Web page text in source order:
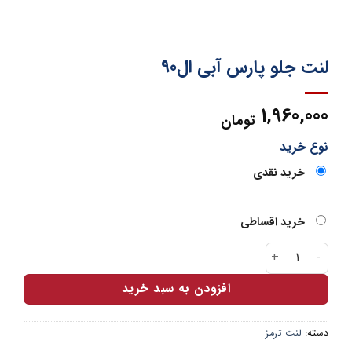
لنت جلو پارس آبی ال90
1,960,000 تومان
نوع خرید
خرید نقدی
خرید اقساطی
لنت جلو پارس آبی ال90 عدد
افزودن به سبد خرید
دسته:لنت ترمز